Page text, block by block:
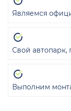
Являемся
Свой
Выполним